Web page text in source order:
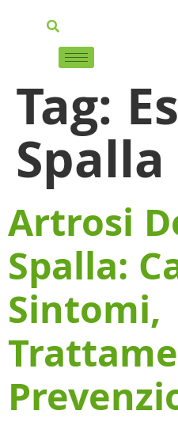
Tag:
Spalla
Artrosi
Spalla:
Sintomi,